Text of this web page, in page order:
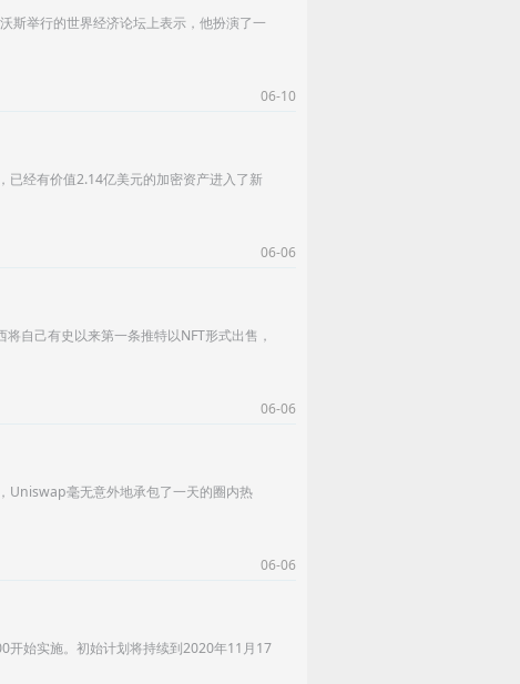
举行的世界经济论坛上表示，他扮演了一
06-10
经有价值2.14亿美元的加密资产进入了新
06-06
自己有史以来第一条推特以NFT形式出售，
06-06
Uniswap毫无意外地承包了一天的圈内热
06-06
始实施。初始计划将持续到2020年11月17